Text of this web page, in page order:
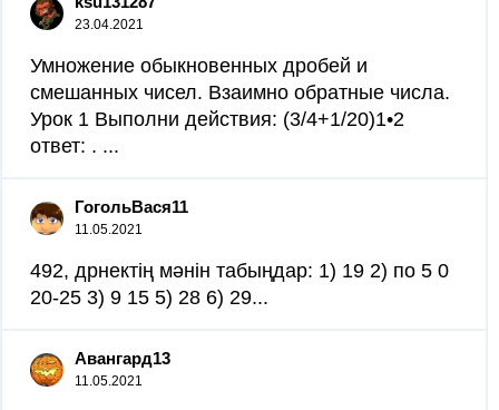
23.04.2021
Умножение обыкновенных дробей и
смешанных чисел. Взаимно обратные числа.
Урок 1 Выполни действия: (3/4+1/20)1•2
ответ: . ​...
ГогольВася11
11.05.2021
492, дрнектің мәнін табыңдар: 1) 19 2) по 5 0
20-25 3) 9 15 5) 28 6) 29​...
Авангард13
11.05.2021